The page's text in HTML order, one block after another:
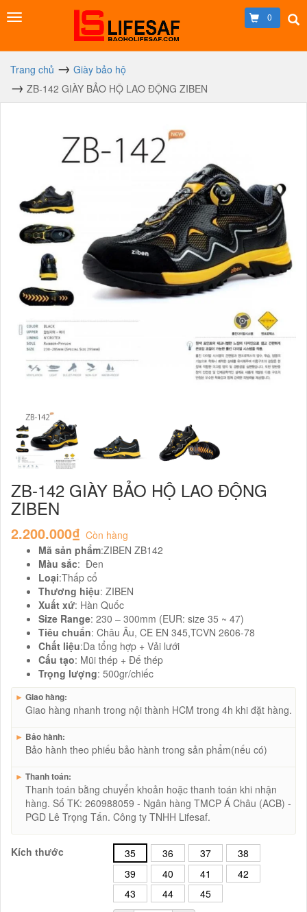
0
Trang chủ
Giày bảo hộ
ZB-142 GIÀY BẢO HỘ LAO ĐỘNG ZIBEN
ZB-142 GIÀY BẢO HỘ LAO ĐỘNG
ZIBEN
2.200.000₫ Còn hàng
Mã sản phẩm:ZIBEN ZB142
Màu sắc: Đen
Loại:Thấp cổ
Thương hiệu: ZIBEN
Xuất xứ: Hàn Quốc
Size Range: 230 – 300mm (EUR: size 35 ~ 47)
Tiêu chuẩn: Châu Âu, CE EN 345,TCVN 2606-78
Chất liệu:Da tổng hợp + Vải lưới
Cấu tạo: Mũi thép + Đế thép
Trọng lượng: 500gr/chiếc
► Giao hàng:
Giao hàng nhanh trong nội thành HCM trong 4h khi đặt hàng.
► Bảo hành:
Bảo hành theo phiếu bảo hành trong sản phẩm(nếu có)
► Thanh toán:
Thanh toán bằng chuyển khoản hoặc thanh toán khi nhận
hàng. Số TK: 260988059 - Ngân hàng TMCP Á Châu (ACB) -
PGD Lê Trọng Tấn. Công ty TNHH Lifesaf.
Kích thước 35 36 37
38
39
40 41
42
43
44
45